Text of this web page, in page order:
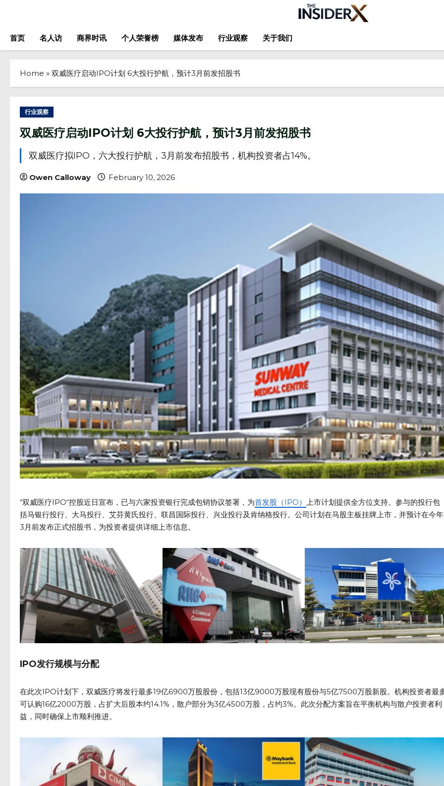
content
首页 名人访 商界时讯 个人荣誉榜 媒体发布 行业观察 关于我们
Home » 双威医疗启动IPO计划 6大投行护航，预计3月前发招股书
行业观察
双威医疗启动IPO计划 6大投行护航，预计3月前发招股书
双威医疗拟IPO，六大投行护航，3月前发布招股书，机构投资者占14%。
Owen Calloway February 10, 2026
“双威医疗IPO“控股近日宣布，已与六家投资银行完成包销协议签署，为首发股（IPO） 上市计划提供全方位支持。参与的投行包
括马银行投行、大马投行、艾芬黄氏投行、联昌国际投行、兴业投行及肯纳格投行。公司计划在马股主板挂牌上市，并预计在今年
3月前发布正式招股书，为投资者提供详细上市信息。
IPO发行规模与分配
在此次IPO计划下，双威医疗将发行最多19亿6900万股股份，包括13亿9000万股现有股份与5亿7500万股新股。机构投资者最
可认购16亿2000万股，占扩大后股本约14.1%，散户部分为3亿4500万股，占约3%。此次分配方案旨在平衡机构与散户投资者利
益，同时确保上市顺利推进。